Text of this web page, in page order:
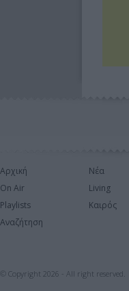
Αρχική
On Air
Playlists
Αναζήτηση
Νέα
Living
Καιρός
© Copyright 2026 - All right reserved.